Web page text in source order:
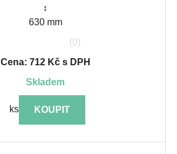
↕
630 mm
(0)
Cena: 712 Kč s DPH
skladem
ks KOUPIT